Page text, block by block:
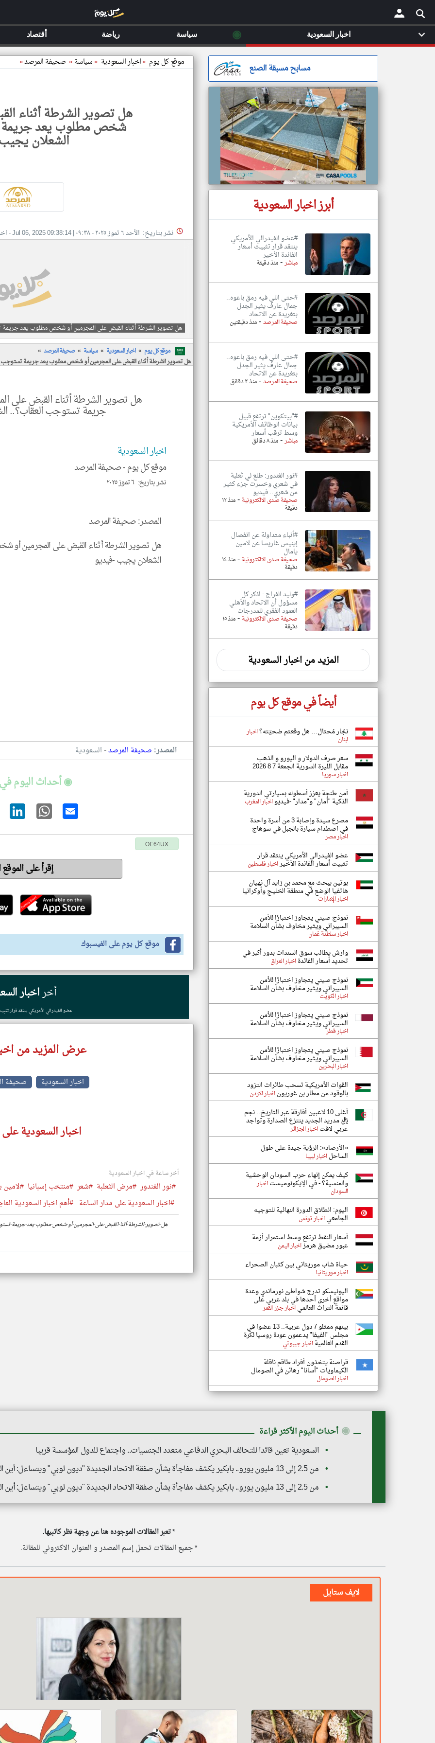
× موقع كل يوم »اخبار السعودية »سياسة» صحيفة المرصد»
هل تصوير الشرطة أثناء
شخص مطلوب يعد جريمة
الشعلان
نشر بتاريخ: الأحد ٦ تموز ٢٠٢٥ - ٠٩:٣٨ |
Jul 06, 2025 09:38:14
-
هل تصوير الشرطة أثناء القبض على المجرمين أو شخص مطلوب يعد
موقع كل يوم اخبار السعودية سياسة صحيفة المرصد
هل تصوير الشرطة أثناء القبض على المجرمين أو شخص مطلوب يعد جريمة تستوجب
هل تصوير الشرطة أثناء القبض
جريمة تستوجب العقاب؟..
اخبار السعودية
موقع كل يوم -صحيفة المرصد
نشر بتاريخ: ٦ تموز ٢٠٢٥
المصدر: صحيفة المرصد
هل تصوير الشرطة أثناء القبض على المجرمين
الشعلان يجيب -فيديو
المصدر: صحيفة المرصد-السعودية
◉ أحداث اليوم
OE64UX
إقرأ على
موقع كل يوم على الفيسبوك
أخراخبار
عضو الفيدرالي الأمريكي ينتقد قرار
عرض المزيد من
اخبار السعودية صحيفة
اخبار السعودية
أخر ساعة في اخبار السعودية
#نور الغندور #مرض الثعلبة #شعر #منتخب إسبانيا #لامين
#اخبار السعودية على مدار الساعة #أهم اخبار السعودية
مسابح مسبقة الصنع
أبرز اخبار السعودية
#عضو الفيدرالي الأمريكي
ينتقد قرار تثبيت أسعار
الفائدة الأخير
مباشر-منذ دقيقة
#‏حتى اللي فيه رمق باعوه..
جمال عارف يثير الجدل
بتغريدة عن الاتحاد
صحيفة المرصد-منذ دقيقتين
#‏حتى اللي فيه رمق باعوه..
جمال عارف يثير الجدل
بتغريدة عن الاتحاد
صحيفة المرصد-منذ ٣ دقائق
#"بيتكوين" ترتفع قبيل
بيانات الوظائف الأمريكية
وسط ترقب أسعار
مباشر-منذ ٨ دقائق
#نور الغندور: طلع لي ثعلبة
في شعري وخسرت جزء كثير
من شعري.. فيديو
صحيفة صدى الالكترونية - منذ ١٢
دقيقة
#أنباء متداولة عن انفصال
إينيس غاريسا عن لامين
يامال
صحيفة صدى الالكترونية - منذ ١٤
دقيقة
#وليد الفراج : اذكر كل
مسؤول أن الاتحاد والأهلي
العمود الفقري للمدرجات
صحيفة صدى الالكترونية - منذ ١٥
دقيقة
المزيد من اخبار السعودية
أيضاً في موقع كل يوم
نجّار مُحتال… هل وقعتم ضحيّته؟اخبار
لبنان
سعر صرف الدولار و اليورو و الذهب
مقابل الليرة السورية الجمعة 7 8 2026
اخبار سوريا
أمن طنجة يعزز أسطوله بسيارتي الدورية
الذكية "أمان" و"مدار" -فيديواخبار المغرب
مصرع سيدة وإصابة 3 من أسرة واحدة
في اصطدام سيارة بالجبل في سوهاج
اخبار مصر
عضو الفيدرالي الأمريكي ينتقد قرار
تثبيت أسعار الفائدة الأخيراخبار فلسطين
بوتين يبحث مع محمد بن زايد آل نهيان
هاتفيا الوضع في منطقة الخليج وأوكرانيا
اخبار الإمارات
نموذج صيني يتجاوز اختبارًا للأمن
السيبراني ويثير مخاوف بشأن السلامة
اخبار سلطنة عُمان
وارش يطالب سوق السندات بدور أكبر في
تحديد أسعار الفائدةاخبار العراق
نموذج صيني يتجاوز اختبارًا للأمن
السيبراني ويثير مخاوف بشأن السلامة
اخبار الكويت
نموذج صيني يتجاوز اختبارًا للأمن
السيبراني ويثير مخاوف بشأن السلامة
اخبار قطر
نموذج صيني يتجاوز اختبارًا للأمن
السيبراني ويثير مخاوف بشأن السلامة
اخبار البحرين
القوات الأمريكية تسحب طائرات التزود
بالوقود من مطار بن غوريوناخبار الاردن
أغلى 10 لاعبين أفارقة عبر التاريخ.. نجم
ريال مدريد الجديد ينتزع الصدارة وتواجد
عربي لافتاخبار الجزائر
«الأرصاد»: الرؤية جيدة على طول
الساحلاخبار ليبيا
كيف يمكن إنهاء حرب السودان الوحشية
والمنسية؟ - في الإيكونوميستاخبار
السودان
اليوم: انطلاق الدورة النهائية للتوجيه
الجامعياخبار تونس
أسعار النفط ترتفع وسط استمرار أزمة
عبور مضيق هرمزاخبار اليمن
حياة شاب موريتاني بين كثبان الصحراء
اخبار موريتانيا
اليونيسكو تدرج شواطئ نورماندي وعدة
مواقع أخرى أحدها في بلد عربي على
قائمة التراث العالمياخبار جزر القمر
بينهم ممثلو 7 دول عربية.. 13 عضوا في
مجلس "الفيفا" يدعمون عودة روسيا لكرة
القدم العالميةاخبار جيبوتي
قراصنة يتخذون أفراد طاقم ناقلة
الكيماويات "أسانا" رهائن في الصومال
اخبار الصومال
◉ أحداث اليوم الأكثر قراءة
السعودية تعين قائدا للتحالف البحري الدفاعي متعدد الجنسيات.. واجتماع للدول المؤسسة قريبا
من 2.5 إلى 13 مليون يورو.. بابكير يكشف مفاجأة بشأن صفقة الاتحاد الجديدة "ديون لوبي" ويتساءل: أين الرقابة المالية؟
من 2.5 إلى 13 مليون يورو.. بابكير يكشف مفاجأة بشأن صفقة الاتحاد الجديدة "ديون لوبي" ويتساءل: أين الرقابة المالية؟
*تعبر المقالات الموجوده هنا عن وجهة نظر كاتبيها.
* جميع المقالات تحمل إسم المصدر و العنوان الاكتروني للمقالة.
لايف ستايل
اخبار السعودية ◉ سياسة رياضة أقتصاد